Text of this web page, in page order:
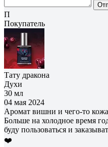
П
Покупатель
Тату дракона
Духи
30 мл
04 мая 2024
Аромат вишни и чего-то
Больше на холодное время
буду пользоваться и
❤️